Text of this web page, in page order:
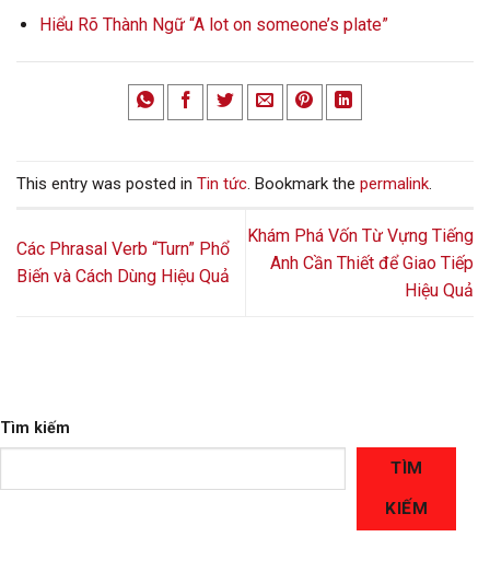
Hiểu Rõ Thành Ngữ “A lot on someone’s plate”
This entry was posted in Tin tức . Bookmark the permalink
Các Phrasal Verb “Turn” Phổ
Biến và Cách Dùng Hiệu Quả
Khám Phá Vốn Từ Vựng Tiếng
Anh Cần Thiết để Giao Tiếp
Hiệu Quả
Tìm kiếm
TÌM
KIẾM